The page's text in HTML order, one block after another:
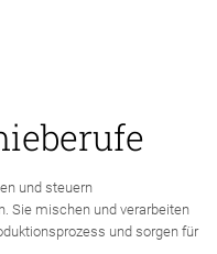
und steuern
Sie mischen und verarbeiten
und sorgen für